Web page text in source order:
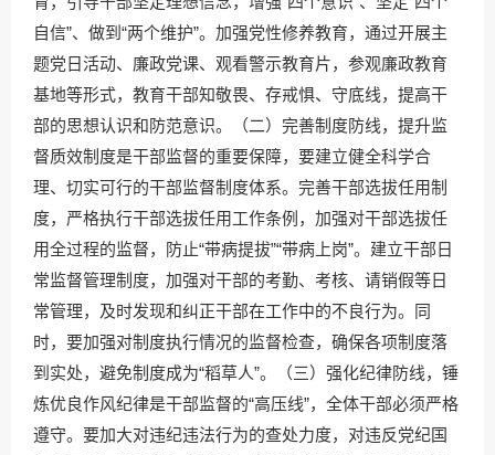
自信”、做到“两个维护”。加强党性修养教育，通过开展主
题党日活动、廉政党课、观看警示教育片，参观廉政教育
基地等形式，教育干部知敬畏、存戒惧、守底线，提高干
部的思想认识和防范意识。（二）完善制度防线，提升监
督质效制度是干部监督的重要保障，要建立健全科学合
理、切实可行的干部监督制度体系。完善干部选拔任用制
度，严格执行干部选拔任用工作条例，加强对干部选拔任
用全过程的监督，防止“带病提拔”“带病上岗”。建立干部日
常监督管理制度，加强对干部的考勤、考核、请销假等日
常管理，及时发现和纠正干部在工作中的不良行为。同
时，要加强对制度执行情况的监督检查，确保各项制度落
到实处，避免制度成为“稻草人”。（三）强化纪律防线，锤
炼优良作风纪律是干部监督的“高压线”，全体干部必须严格
遵守。要加大对违纪违法行为的查处力度，对违反党纪国